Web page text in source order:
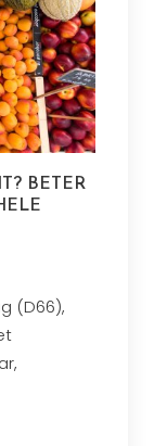
BETER
(D66),